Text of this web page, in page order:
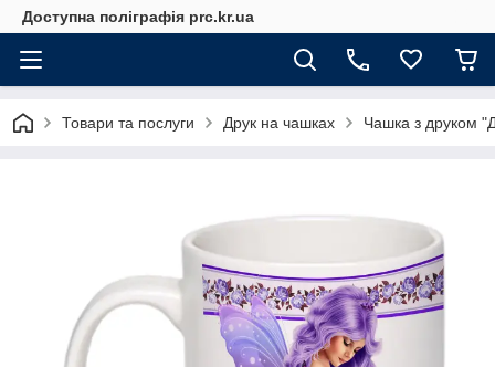
Доступна поліграфія prc.kr.ua
Товари та послуги Друк на чашках Чашка з друком